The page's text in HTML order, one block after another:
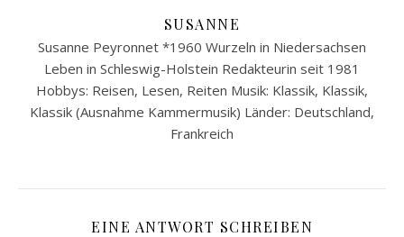
SUSANNE
Susanne Peyronnet *1960 Wurzeln in Niedersachsen
Leben in Schleswig-Holstein Redakteurin seit 1981
Hobbys: Reisen, Lesen, Reiten Musik: Klassik, Klassik,
Klassik (Ausnahme Kammermusik) Länder: Deutschland,
Frankreich
EINE ANTWORT SCHREIBEN